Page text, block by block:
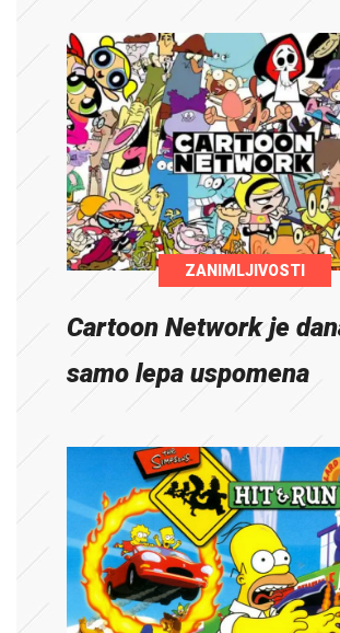
ZANIMLJIVOSTI
Cartoon Network je
samo lepa uspomena